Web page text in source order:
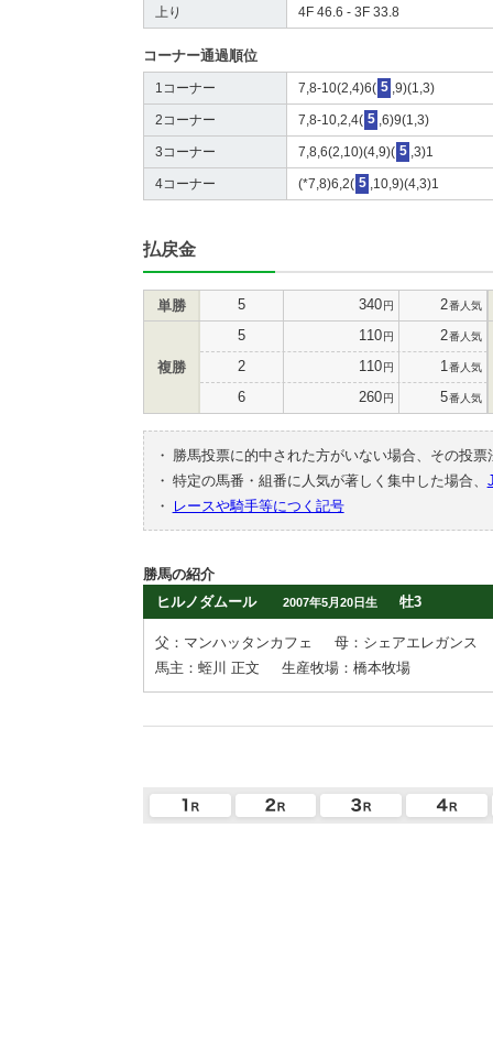
上り 4F 46.6 - 3F 33.8
コーナー通過順位
1コーナー 7,8-10(2,4)6( 5 ,9)(1,3)
2コーナー 7,8-10,2,4( 5 ,6)9(1,3)
3コーナー 7,8,6(2,10)(4,9)( 5 ,3)1
4コーナー (*7,8)6,2( 5 ,10,9)(4,3)1
払戻金
単勝 5 340円 2番人気
複勝
5 110円 2番人気
2 110円 1 番人気
6 260円 5番人気
・
勝馬投票に的中された方がいない場合、その投
・ 特定の馬番・組番に人気が著しく集中した場合、
・
レースや騎手等につく記号
勝馬の紹介
ヒルノダムール
2007年5月20日生 牡3
父：マンハッタンカフェ
母：シェアエレガンス
馬主：蛭川 正文
生産牧場：橋本牧場